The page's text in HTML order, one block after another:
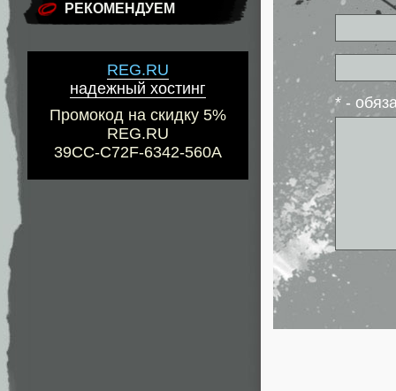
РЕКОМЕНДУЕМ
REG.RU
надежный хостинг
Промокод на скидку 5%
REG.RU
39CC-C72F-6342-560A
* -